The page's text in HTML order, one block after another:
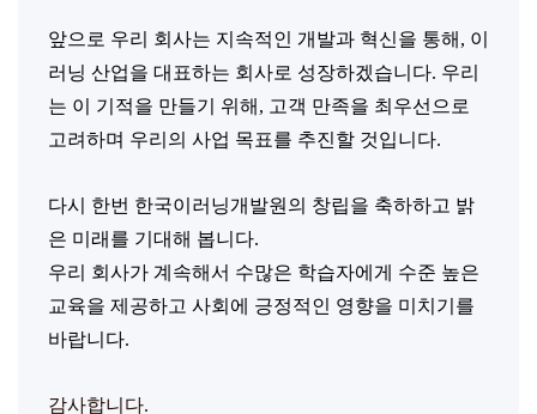
앞으로 우리 회사는 지속적인 개발과 혁신을 통해, 이
러닝 산업을 대표하는 회사로 성장하겠습니다. 우리
는 이 기적을 만들기 위해, 고객 만족을 최우선으로
고려하며 우리의 사업 목표를 추진할 것입니다.
다시 한번 한국이러닝개발원의 창립을 축하하고 밝
은 미래를 기대해 봅니다.
우리 회사가 계속해서 수많은 학습자에게 수준 높은
교육을 제공하고 사회에 긍정적인 영향을 미치기를
바랍니다.
감사합니다.